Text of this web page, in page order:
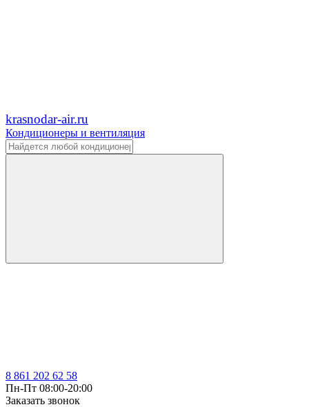
krasnodar-air.ru
Кондиционеры и вентиляция
8 861 202 62 58
Пн-Пт 08:00-20:00
Заказать звонок